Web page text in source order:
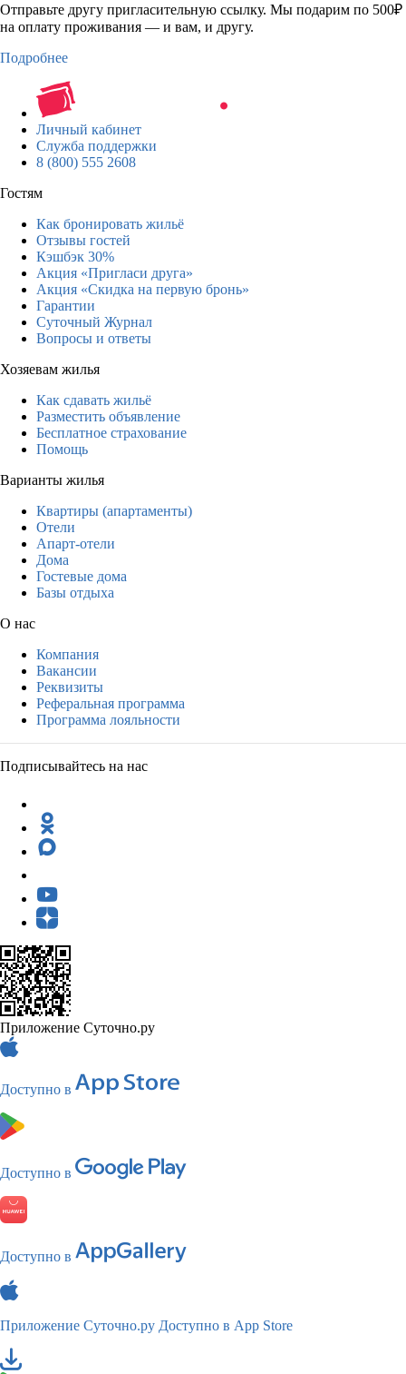
Отправьте другу пригласительную ссылку. Мы подарим по 500₽
на оплату проживания — и вам, и другу.
Подробнее
Личный кабинет
Служба поддержки
8 (800) 555 2608
Гостям
Как бронировать жильё
Отзывы гостей
Кэшбэк 30%
Акция «Пригласи друга»
Акция «Скидка на первую бронь»
Гарантии
Суточный Журнал
Вопросы и ответы
Хозяевам жилья
Как сдавать жильё
Разместить объявление
Бесплатное страхование
Помощь
Варианты жилья
Квартиры (апартаменты)
Отели
Апарт-отели
Дома
Гостевые дома
Базы отдыха
О нас
Компания
Вакансии
Реквизиты
Реферальная программа
Программа лояльности
Подписывайтесь на нас
Приложение Суточно.ру
Доступно в
Доступно в
Доступно в
Приложение Суточно.ру Доступно в App Store